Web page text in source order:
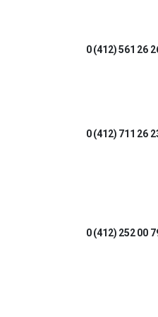
0 (412) 561 26
0 (412) 711 26
0 (412) 252 00